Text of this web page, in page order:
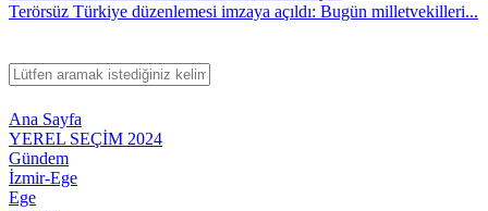
Terörsüz Türkiye düzenlemesi imzaya açıldı: Bugün milletvekilleri...
Ana Sayfa
YEREL SEÇİM 2024
Gündem
İzmir-Ege
Ege